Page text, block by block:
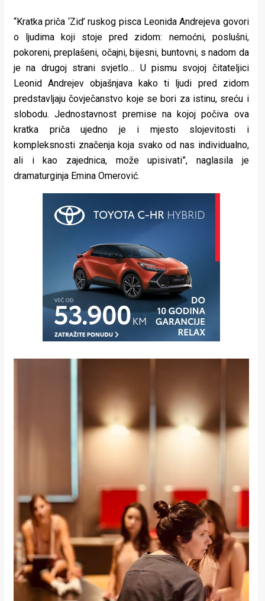
“Kratka priča ‘Zid’ ruskog pisca Leonida Andrejeva govori
o ljudima koji stoje pred zidom: nemoćni, poslušni,
pokoreni, preplašeni, očajni, bijesni, buntovni, s nadom da
je na drugoj strani svjetlo… U pismu svojoj čitateljici
Leonid Andrejev objašnjava kako ti ljudi pred zidom
predstavljaju čovječanstvo koje se bori za istinu, sreću i
slobodu. Jednostavnost premise na kojoj počiva ova
kratka priča ujedno je i mjesto slojevitosti i
kompleksnosti značenja koja svako od nas individualno,
ali i kao zajednica, može upisivati”, naglasila je
dramaturginja Emina Omerović.